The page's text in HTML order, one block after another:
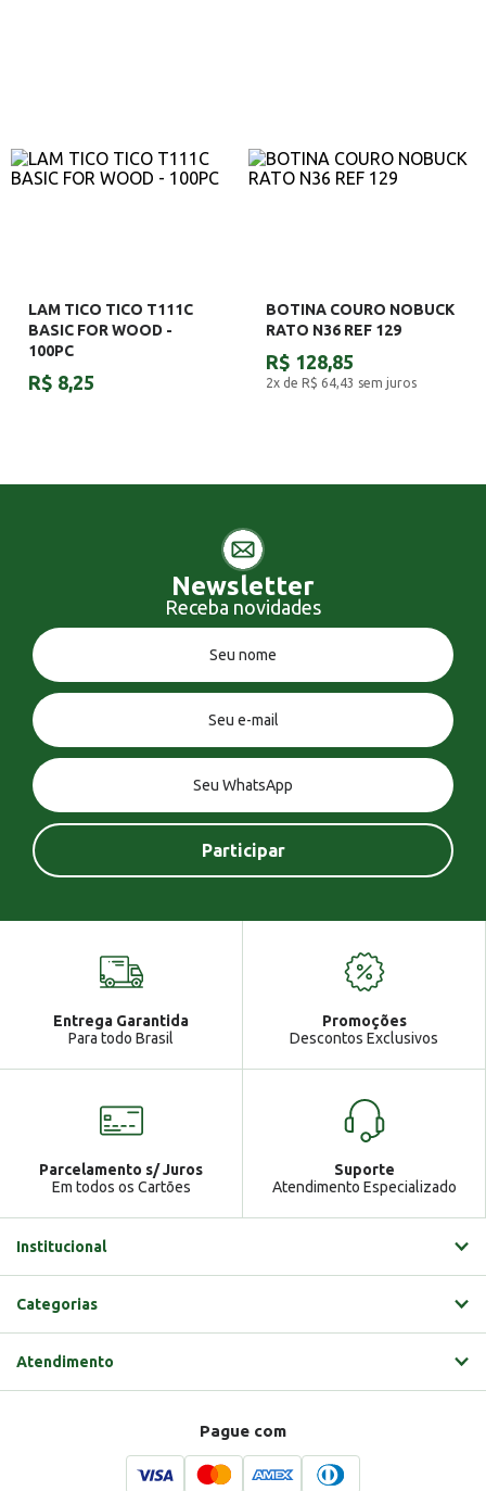
LAM TICO TICO T111C
BASIC FOR WOOD -
100PC
R$ 8,25
BOTINA COURO NOBUCK
RATO N36 REF 129
R$ 128,85
2x de R$ 64,43 sem juros
Newsletter
Receba novidades
Entrega Garantida
Para todo Brasil
Promoções
Descontos Exclusivos
Parcelamento s/ Juros
Em todos os Cartões
Suporte
Atendimento Especializado
Institucional
Categorias
Atendimento
Pague com
Você tem uma mensagem!
Ga Atendimento
Gabrielle